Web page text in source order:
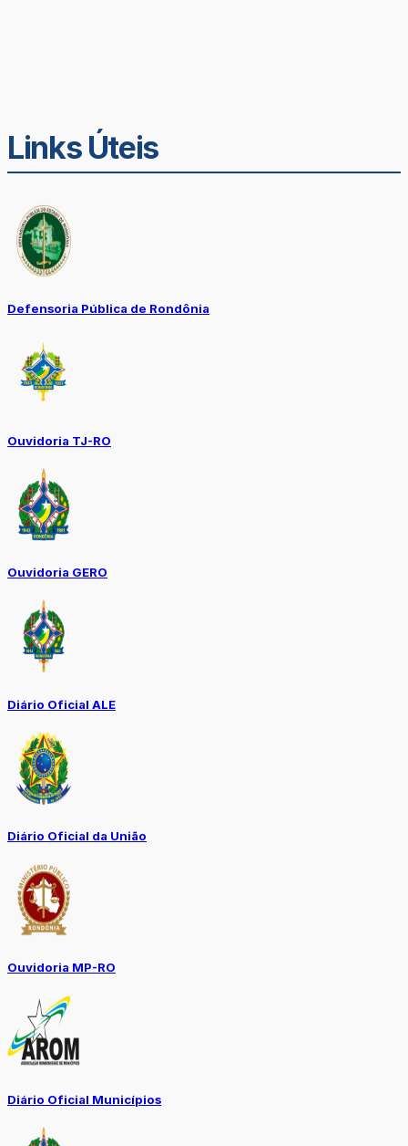
Links Úteis
Defensoria Pública de Rondônia
Ouvidoria TJ-RO
Ouvidoria GERO
Diário Oficial ALE
Diário Oficial da União
Ouvidoria MP-RO
Diário Oficial Municípios